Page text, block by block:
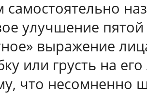
улучшение
выражение
или грусть на
что несомненно